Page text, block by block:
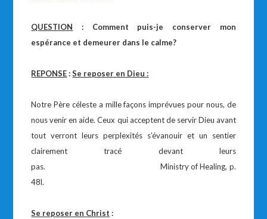
QUESTION : Comment puis-je conserver mon
espérance et demeurer dans le calme?
REPONSE:Se reposer en Dieu :
Notre Père céleste a mille façons imprévues pour nous, de
nous venir en aide. Ceux qui acceptent de servir Dieu avant
tout verront leurs perplexités s’évanouir et un sentier
clairement tracé devant leurs
pas. Ministry of Healing, p.
48l.
Se reposer en Christ :